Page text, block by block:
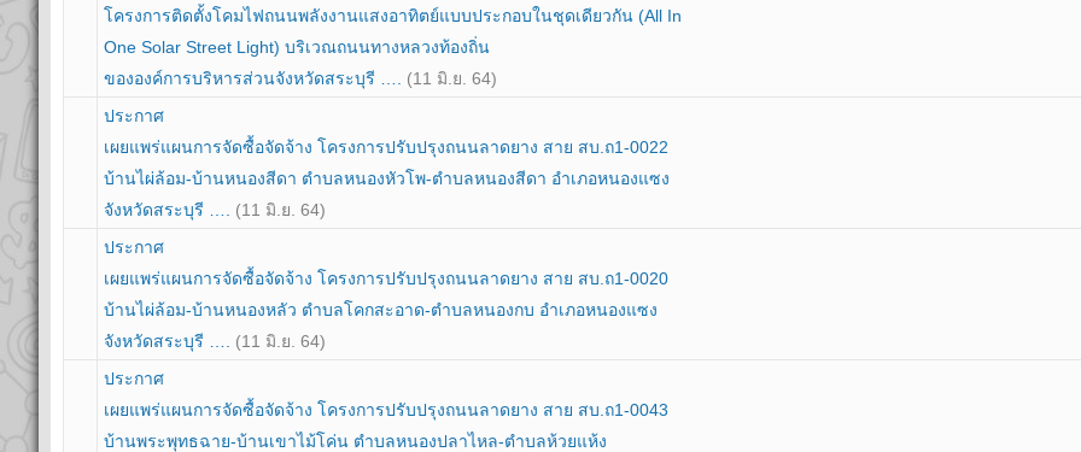
โครงการติดตั้งโคมไฟถนนพลังงานแสงอาทิตย์แบบประกอบในชุดเดียวกัน (All In
One Solar Street Light) บริเวณถนนทางหลวงท้องถิ่น
ขององค์การบริหารส่วนจังหวัดสระบุรี …. (11 มิ.ย. 64)
ประกาศ
เผยแพร่แผนการจัดซื้อจัดจ้าง โครงการปรับปรุงถนนลาดยาง สาย สบ.ถ1-0022
บ้านไผ่ล้อม-บ้านหนองสีดา ตำบลหนองหัวโพ-ตำบลหนองสีดา อำเภอหนองแซง
จังหวัดสระบุรี …. (11 มิ.ย. 64)
ประกาศ
เผยแพร่แผนการจัดซื้อจัดจ้าง โครงการปรับปรุงถนนลาดยาง สาย สบ.ถ1-0020
บ้านไผ่ล้อม-บ้านหนองหลัว ตำบลโคกสะอาด-ตำบลหนองกบ อำเภอหนองแซง
จังหวัดสระบุรี …. (11 มิ.ย. 64)
ประกาศ
เผยแพร่แผนการจัดซื้อจัดจ้าง โครงการปรับปรุงถนนลาดยาง สาย สบ.ถ1-0043
บ้านพระพุทธฉาย-บ้านเขาไม้โค่น ตำบลหนองปลาไหล-ตำบลห้วยแห้ง